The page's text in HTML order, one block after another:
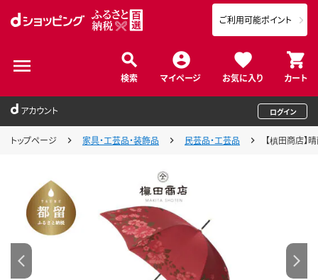
検索 マイページ お気に入り カート
ご利用可能ポイント
アカウント ログイン
トップページ 家具・工芸品・装飾品 民芸品・工芸品 【槙田商店